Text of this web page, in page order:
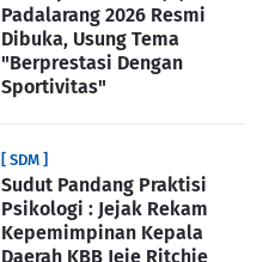
Padalarang 2026 Resmi
Dibuka, Usung Tema
"Berprestasi Dengan
Sportivitas"
[ SDM ]
Sudut Pandang Praktisi
Psikologi : Jejak Rekam
Kepemimpinan Kepala
Daerah KBB Jeje Ritchie